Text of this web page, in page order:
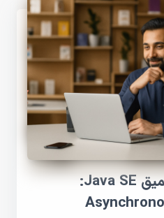
آموزش بررسی عمیق Java SE: